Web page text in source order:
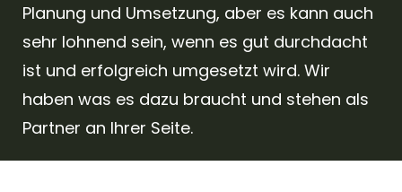
Planung und Umsetzung, aber es kann auch
sehr lohnend sein, wenn es gut durchdacht
ist und erfolgreich umgesetzt wird. Wir
haben was es dazu braucht und stehen als
Partner an Ihrer Seite.